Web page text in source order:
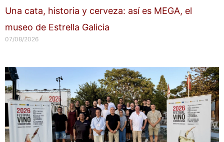
Una cata, historia y cerveza: así es MEGA, el
museo de Estrella Galicia
07/08/2026